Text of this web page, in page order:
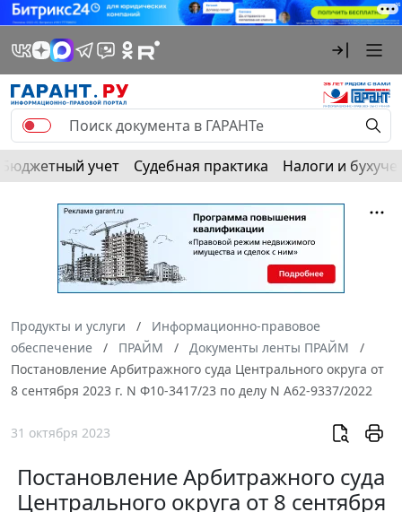
Бюджетный учет Судебная практика Налоги и
Продукты и услуги
Информационно-правовое
обеспечение
ПРАЙМ
Документы ленты ПРАЙМ
Постановление Арбитражного суда Центрального округа от
8 сентября 2023 г. N Ф10-3417/23 по делу N А62-9337/2022
31 октября 2023
Постановление Арбитражного суда
Центрального округа от 8 сентября